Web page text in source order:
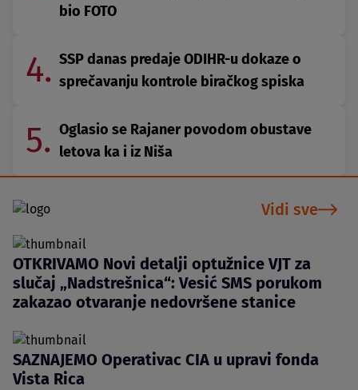
bio FOTO
4. SSP danas predaje ODIHR-u dokaze o
sprečavanju kontrole biračkog spiska
5. Oglasio se Rajaner povodom obustave
letova ka i iz Niša
Vidi sve
OTKRIVAMO Novi detalji optužnice VJT za
slučaj „Nadstrešnica“: Vesić SMS porukom
zakazao otvaranje nedovršene stanice
SAZNAJEMO Operativac CIA u upravi fonda
Vista Rica